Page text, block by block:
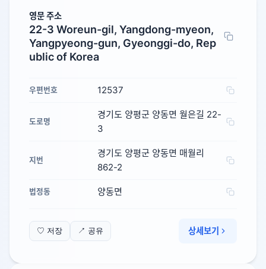
영문 주소
22-3 Woreun-gil, Yangdong-myeon,
Yangpyeong-gun, Gyeonggi-do, Rep
ublic of Korea
우편번호 12537
도로명
경기도 양평군 양동면 월은길 22-
3
지번
경기도 양평군 양동면 매월리
862-2
법정동 양동면
♡ 저장 ↗ 공유 상세보기